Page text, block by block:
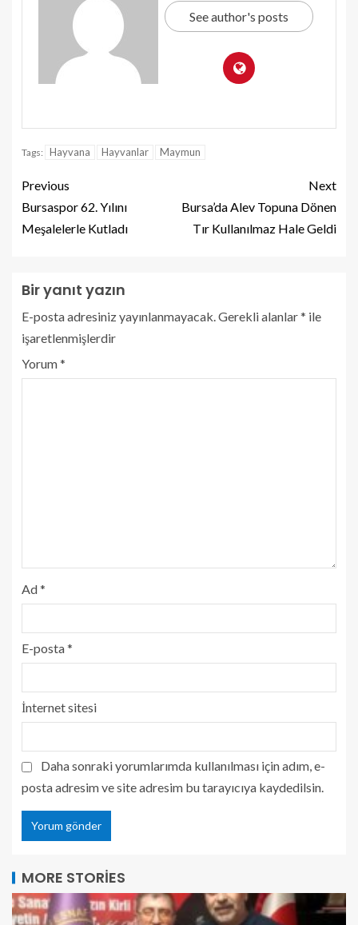
See author's posts
Tags: Hayvana Hayvanlar Maymun
Previous
Bursaspor 62. Yılını
Meşalelerle Kutladı
Next
Bursa’da Alev Topuna Dönen
Tır Kullanılmaz Hale Geldi
Bir yanıt yazın
E-posta adresiniz yayınlanmayacak. Gerekli alanlar* ile
işaretlenmişlerdir
Yorum*
Ad*
E-posta*
İnternet sitesi
Daha sonraki yorumlarımda kullanılması için adım, e-
posta adresim ve site adresim bu tarayıcıya kaydedilsin.
MORE STORIES